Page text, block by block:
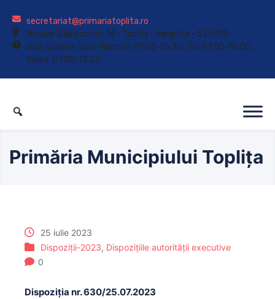
secretariat@primariatoplita.ro
Nicolae Bălcescu nr. 14 • Toplița • Harghita • 535700
Orar casierie: Luni-Miercuri: 07.00-15.30; Joi: 07.00-18.00;
Vineri: 07.00-13.00
Primăria Municipiului Toplița
25 iulie 2023
Dispoziții-2023, Dispozițiile autorității executive
0
Dispoziția nr. 630/25.07.2023